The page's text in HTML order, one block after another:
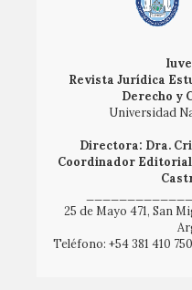
Revista Jurídica
Derecho y
Universidad
Directora: Dra.
Coordinador
25 de Mayo 471, San
Teléfono: +54 381 410